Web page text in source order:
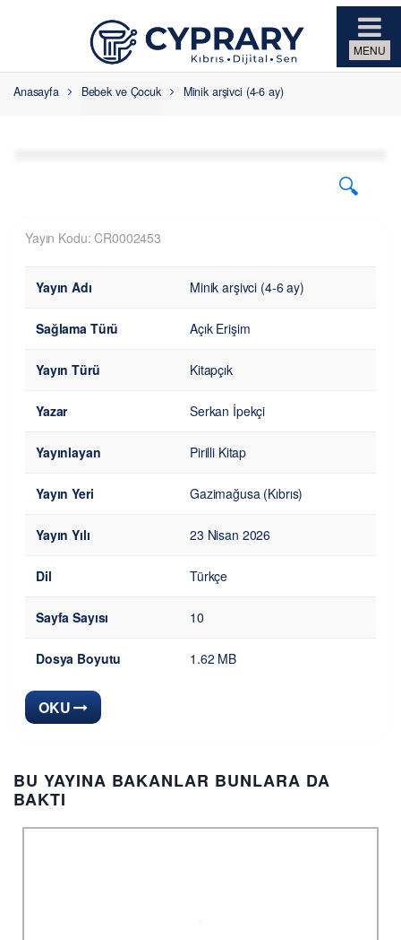
Anasayfa Bebek ve Çocuk Minik arşivci (4-6 ay)
🔍
Yayın Kodu: CR0002453
Yayın Adı Minik arşivci (4-6 ay)
Sağlama Türü Açık Erişim
Yayın Türü Kitapçık
Yazar Serkan İpekçi
Yayınlayan Pirilli Kitap
Yayın Yeri Gazimağusa (Kıbrıs)
Yayın Yılı 23 Nisan 2026
Dil Türkçe
Sayfa Sayısı 10
Dosya Boyutu 1.62 MB
OKU
BU YAYINA BAKANLAR BUNLARA DA
BAKTI